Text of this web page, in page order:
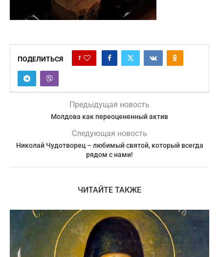
ПОДЕЛИТЬСЯ 1
Предыдущая новость
Молдова как переоцененный актив
Следующая новость
Николай Чудотворец – любимый святой, который всегда
рядом с нами!
ЧИТАЙТЕ ТАКЖЕ